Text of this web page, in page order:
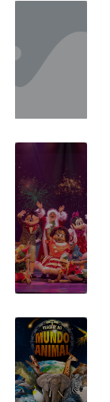
Agenda
Agenda